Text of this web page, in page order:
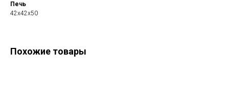
Печь
42х42х50
Похожие товары